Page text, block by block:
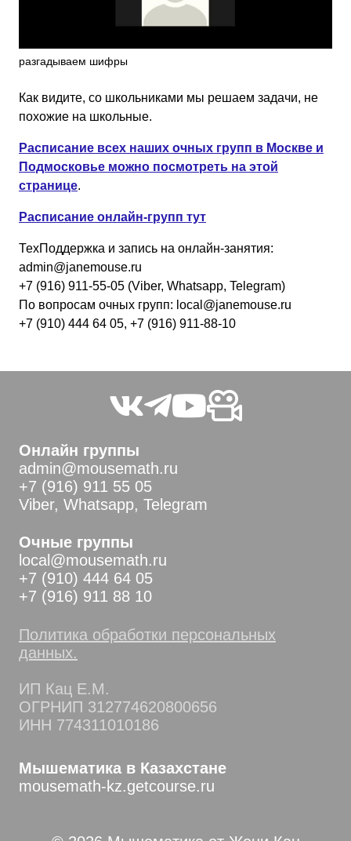
разгадываем шифры
Как видите, со школьниками мы решаем задачи, не
похожие на школьные.
Расписание всех наших очных групп в Москве и
Подмосковье можно посмотреть на этой
странице.
Расписание онлайн-групп тут
ТехПоддержка и запись на онлайн-занятия:
admin@janemouse.ru
+7 (916) 911-55-05 (Viber, Whatsapp, Telegram)
По вопросам очных групп: local@janemouse.ru
+7 (910) 444 64 05, +7 (916) 911-88-10
Онлайн группы
admin@mousemath.ru
+7 (916) 911 55 05
Viber, Whatsapp, Telegram
Очные группы
local@mousemath.ru
+7 (910) 444 64 05
+7 (916) 911 88 10
Политика обработки персональных
данных.
ИП Кац Е.М.
ОГРНИП 312774620800656
ИНН 774311010186
Мышематика в Казахстане
mousemath-kz.getcourse.ru